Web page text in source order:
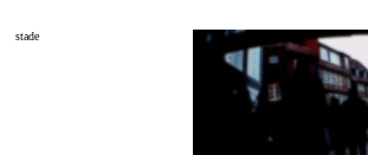
stade